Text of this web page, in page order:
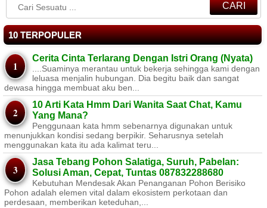
CARI
10 TERPOPULER
Cerita Cinta Terlarang Dengan Istri Orang (Nyata)
....Suaminya merantau untuk bekerja sehingga kami dengan
leluasa menjalin hubungan. Dia begitu baik dan sangat
dewasa hingga membuat aku ben...
10 Arti Kata Hmm Dari Wanita Saat Chat, Kamu
Yang Mana?
Penggunaan kata hmm sebenarnya digunakan untuk
menunjukkan kondisi sedang berpikir. Seharusnya setelah
menggunakan kata itu ada kalimat teru...
Jasa Tebang Pohon Salatiga, Suruh, Pabelan:
Solusi Aman, Cepat, Tuntas 087832288680
Kebutuhan Mendesak Akan Penanganan Pohon Berisiko ​
Pohon adalah elemen vital dalam ekosistem perkotaan dan
perdesaan, memberikan keteduhan,...